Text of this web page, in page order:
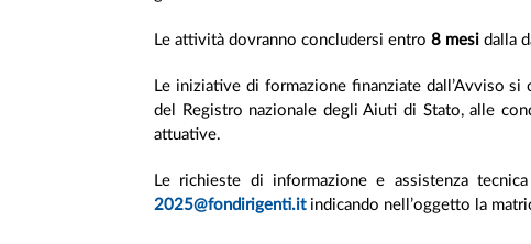
Le attività dovranno concludersi entro 8 mesi dalla
Le iniziative di formazione finanziate dall’Avviso
del Registro nazionale degli Aiuti di Stato, alle
attuative.
Le richieste di informazione e assistenza
2025@fondirigenti.itindicando nell’oggetto la